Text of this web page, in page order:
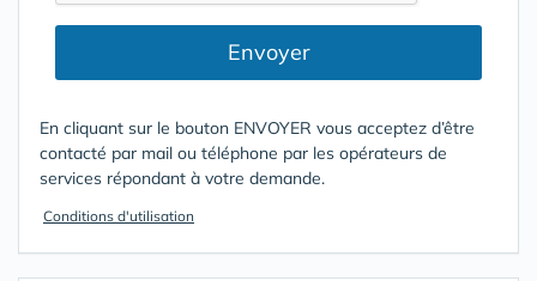
Envoyer
En cliquant sur le bouton ENVOYER vous acceptez d’être
contacté par mail ou téléphone par les opérateurs de
services répondant à votre demande.
Conditions d'utilisation